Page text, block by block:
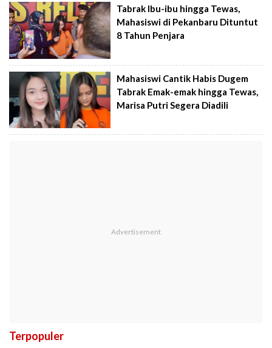
Tabrak Ibu-ibu hingga Tewas,
Mahasiswi di Pekanbaru Dituntut
8 Tahun Penjara
Mahasiswi Cantik Habis Dugem
Tabrak Emak-emak hingga Tewas,
Marisa Putri Segera Diadili
Terpopuler